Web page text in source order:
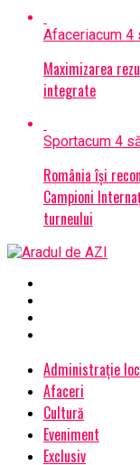
Afaceriacum 4
Maximizarea
integrate
Sportacum 4
România își
Campioni
turneului
Administrație
Afaceri
Cultură
Eveniment
Exclusiv